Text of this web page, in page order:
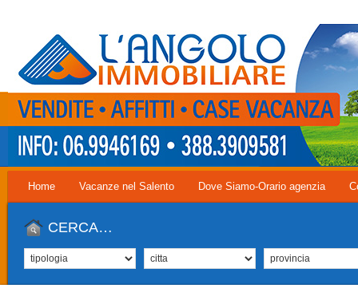
Home Vacanze nel Salento Dove Siamo-Orario agenzia
CERCA…